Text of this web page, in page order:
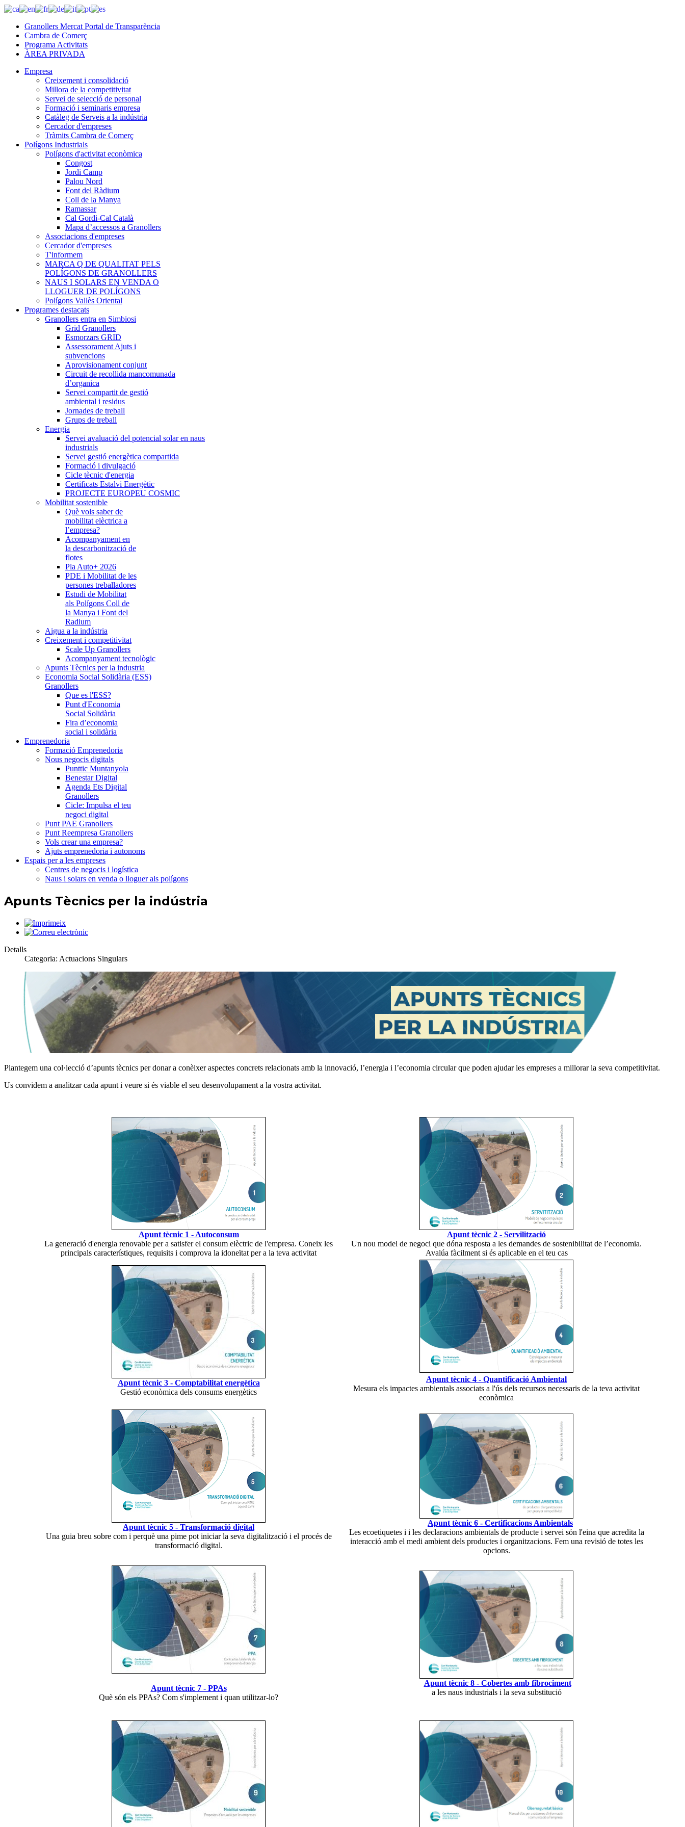
Granollers Mercat Portal de Transparència
Cambra de Comerç
Programa Activitats
ÀREA PRIVADA
Empresa
Creixement i consolidació
Millora de la competitivitat
Servei de selecció de personal
Formació i seminaris empresa
Catàleg de Serveis a la indústria
Cercador d'empreses
Tràmits Cambra de Comerç
Polígons Industrials
Polígons d'activitat econòmica
Congost
Jordi Camp
Palou Nord
Font del Ràdium
Coll de la Manya
Ramassar
Cal Gordi-Cal Català
Mapa d’accessos a Granollers
Associacions d'empreses
Cercador d'empreses
T'informem
MARCA Q DE QUALITAT PELS
POLÍGONS DE GRANOLLERS
NAUS I SOLARS EN VENDA O
LLOGUER DE POLÍGONS
Polígons Vallès Oriental
Programes destacats
Granollers entra en Simbiosi
Grid Granollers
Esmorzars GRID
Assessorament Ajuts i
subvencions
Aprovisionament conjunt
Circuit de recollida mancomunada
d’organica
Servei compartit de gestió
ambiental i residus
Jornades de treball
Grups de treball
Energia
Servei avaluació del potencial solar en naus
industrials
Servei gestió energètica compartida
Formació i divulgació
Cicle tècnic d'energia
Certificats Estalvi Energètic
PROJECTE EUROPEU COSMIC
Mobilitat sostenible
Què vols saber de
mobilitat elèctrica a
l’empresa?
Acompanyament en
la descarbonització de
flotes
Pla Auto+ 2026
PDE i Mobilitat de les
persones treballadores
Estudi de Mobilitat
als Polígons Coll de
la Manya i Font del
Radium
Aigua a la indústria
Creixement i competitivitat
Scale Up Granollers
Acompanyament tecnològic
Apunts Tècnics per la industria
Economia Social Solidària (ESS)
Granollers
Que es l'ESS?
Punt d'Economia
Social Solidària
Fira d’economia
social i solidària
Emprenedoria
Formació Emprenedoria
Nous negocis digitals
Punttic Muntanyola
Benestar Digital
Agenda Ets Digital
Granollers
Cicle: Impulsa el teu
negoci digital
Punt PAE Granollers
Punt Reempresa Granollers
Vols crear una empresa?
Ajuts emprenedoria i autonoms
Espais per a les empreses
Centres de negocis i logística
Naus i solars en venda o lloguer als polígons
Apunts Tècnics per la indústria
Detalls
Categoria: Actuacions Singulars
Plantegem una col·lecció d’apunts tècnics per donar a conèixer aspectes concrets relacionats amb la innovació, l’energia i l’economia circular que poden ajudar les empreses a millorar la seva competitivitat.
Us convidem a analitzar cada apunt i veure si és viable el seu desenvolupament a la vostra activitat.
Apunt tècnic 1 - Autoconsum
La generació d'energia renovable per a satisfer el consum elèctric de l'empresa. Coneix les
principals característiques, requisits i comprova la idoneïtat per a la teva activitat
Apunt tècnic 2 - Servilització
Un nou model de negoci que dóna resposta a les demandes de sostenibilitat de l’economia.
Avalúa fàcilment si és aplicable en el teu cas
Apunt tècnic 3 - Comptabilitat energètica
Gestió econòmica dels consums energètics
Apunt tècnic 4 - Quantificació Ambiental
Mesura els impactes ambientals associats a l'ús dels recursos necessaris de la teva activitat
econòmica
Apunt tècnic 5 - Transformació digital
Una guia breu sobre com i perquè una pime pot iniciar la seva digitalització i el procés de
transformació digital.
Apunt tècnic 6 - Certificacions Ambientals
Les ecoetiquetes i i les declaracions ambientals de producte i servei són l'eina que acredita la
interacció amb el medi ambient dels productes i organitzacions. Fem una revisió de totes les
opcions.
Apunt tècnic 7 - PPAs
Què són els PPAs? Com s'implement i quan utilitzar-lo?
Apunt tècnic 8 - Cobertes amb fibrociment
a les naus industrials i la seva substitució